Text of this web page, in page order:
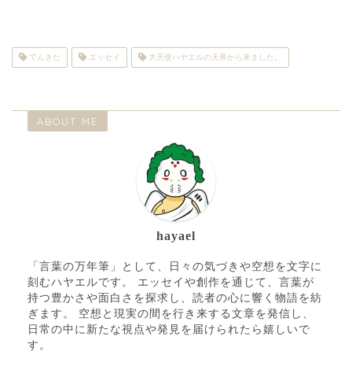
てんきた エッセイ 大天使ハヤエルの天界から来ました。
ABOUT ME
hayael
「言葉の万年筆」として、日々の気づきや空想を文字に
刻むハヤエルです。 エッセイや創作を通じて、言葉が
持つ豊かさや面白さを探求し、読者の心に響く物語を紡
ぎます。 空想と現実の間を行き来する文章を発信し、
日常の中に新たな視点や発見を届けられたら嬉しいで
す。